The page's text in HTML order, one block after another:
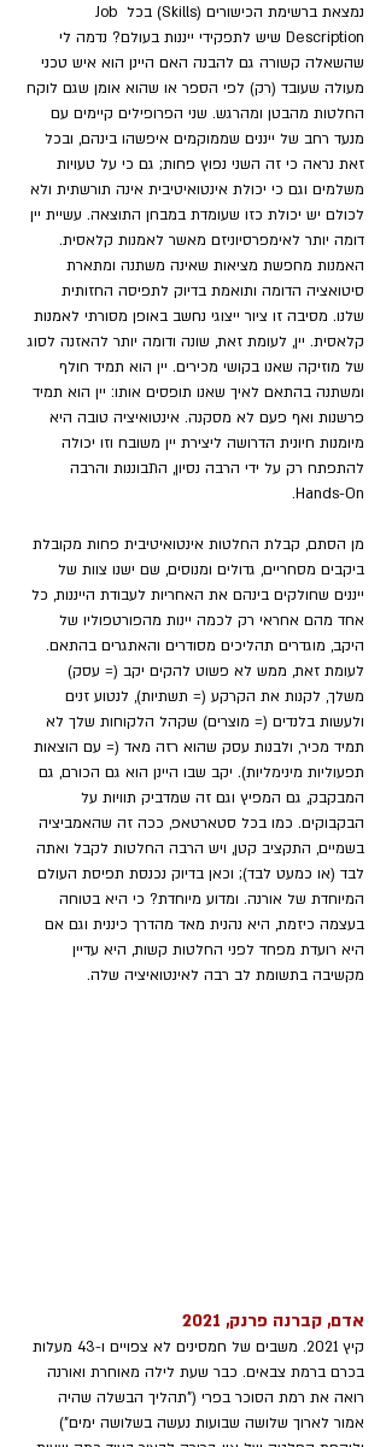
נמצאת ברשימת הכישורים (Skills) בכל Job
Description שיש לתפקידי ייננות בעולם? נדמה לי
שהשאלה קשורה גם להבנה האם היינן הוא איש טכני
מעולה שעובד (רק) לפי הספר או שהוא אומן שגם לוקח
החלטות מהבטן ומהרגש. שני הפרופילים קיימים עם
מנעד רחב של ייננים שממוקמים איפשהו בינהם, ובכל
זאת נראה כי זה השני נפוץ פחות; גם כי על טעויות
משלמים וגם כי יכולת אינטואיטיבית אינה תורשתית ולא
לכולם יש יכולת כזו שעומדת במבחן התוצאה. עשיית יין
דומה יותר לאימפרסיוניזם מאשר לאמנות קלאסית.
האמנות מחפשת מציאות שאינה משתנה ומתארת
סיטואציה הדומה ותואמת בדיוק לתפיסה החזותית
שלנו. מסיבה זו ציור ייצוגי נחשב באופן מסורתי לאמנות
קלאסית. יין, לעומת זאת, שונה ודומה יותר להאזנה לסוג
של מוזיקה שאנו בקושי מכירים. יין הוא תמיד חולף
ומשתנה בהתאם לאיך שאנו תופסים אותו: יין הוא תמיד
פרשנות ואף פעם לא מסקנה. אינטואיציה טובה היא
מיומנות חיונית הדרושה ליצירת יין משובח וזו יכולה
להתפתח רק על ידי הרבה נסיון, התבוננות והרבה
Hands-On.
מן הסתם, קבלת החלטות אינטואיטיבית פחות מקובלת
ביקבים מסחריים, גדולים ומנוסים, שם ישנו צוות של
ייננים שחולקים בינהם את האחריות לעבודת הייננות, כל
אחד מהם אחראי רק לכמה יינות מהפורטפוליו של
היקב, מוגדרים תהליכים מסודרים והאתגרים בהתאם.
לעומת זאת, ממש לא פשוט להקים יקב (= עסק)
משלך, לקנות את הקרקע (= תשתיות), לנטוע זנים
ולעשות בלנדים (= מוצרים) שקהל הלקוחות שלך לא
תמיד מכיר, ולבנות עסק שהוא רזה מאד (= עם הוצאות
תפעוליות מינימליות). יקב שבו היינן הוא גם הכורם, גם
המבקבק, גם המפיץ וגם זה שמדביק תוויות על
הבקבוקים. כמו בכל סטארטאפ, ככה זה שהאמביציה
בשמיים, התקציב קטן, ויש הרבה החלטות לקבל ואתה
לבד (או כמעט לבד); וכאן בדיוק נכנסת תפיסת העולם
המיוחדת של אורנה. ומדוע מיוחדת? כי היא בטוחה
בעצמה כיזמת, היא נהנית מאד מהדרך כיננית וגם אם
היא רועדת מפחד לפני החלטות קשות, היא עדיין
מקשיבה בתשומת לב רבה לאינטואיציה שלה.
אדם, קברנה פרנק, 2021
קיץ 2021. משבים של חמסינים לא צפויים ו-43 מעלות
בכרם ברמת צבאים. כבר שעת לילה מאוחרת ואורנה
רואה את רמת הסוכר בפרי ("תהליך הבשלה שהיה
אמור לארוך שלושה שבועות נעשה בשלושה ימים")